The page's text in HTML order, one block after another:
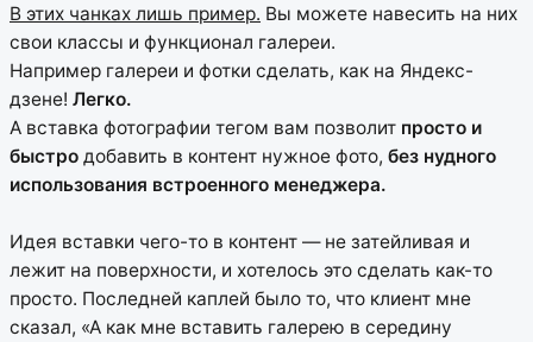
В этих чанках лишь пример. Вы можете навесить на них
свои классы и функционал галереи.
Например галереи и фотки сделать, как на Яндекс-
дзене! Легко.
А вставка фотографии тегом вам позволит просто и
быстро добавить в контент нужное фото, без нудного
использования встроенного менеджера.
Идея вставки чего-то в контент — не затейливая и
лежит на поверхности, и хотелось это сделать как-то
просто. Последней каплей было то, что клиент мне
сказал, «А как мне вставить галерею в середину